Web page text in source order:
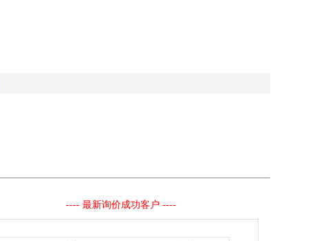
---- 最新询价成功客户 ----
王** 135****35692天5小时前